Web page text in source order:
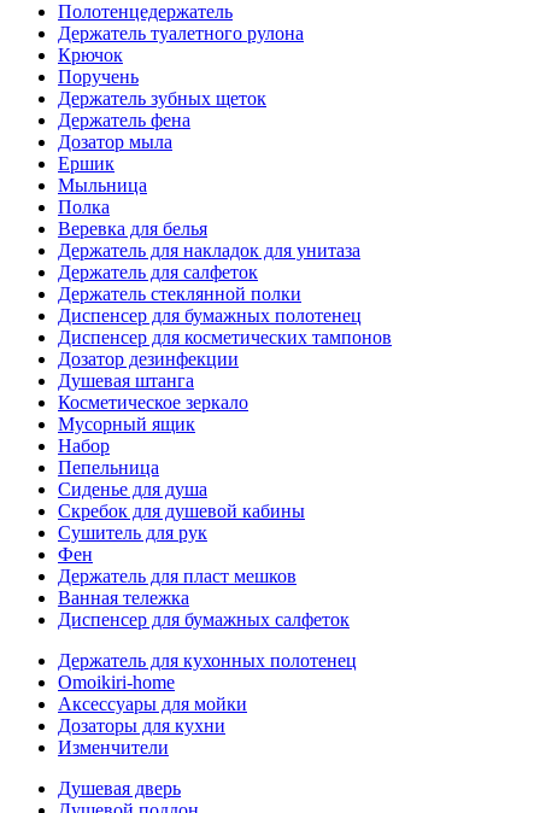
Полотенцедержатель
Держатель туалетного рулона
Крючок
Поручень
Держатель зубных щеток
Держатель фена
Дозатор мыла
Eршик
Мыльница
Полка
Веревка для белья
Держатель для накладок для унитаза
Держатель для салфеток
Держатель стеклянной полки
Диспенсер для бумажных полотенец
Диспенсер для косметических тампонов
Дозатор дезинфекции
Душевая штанга
Косметическое зеркало
Мусорный ящик
Набор
Пепельница
Сиденье для душа
Скребок для душевой кабины
Сушитель для рук
Фен
Держатель для пласт мешков
Ванная тележка
Диспенсер для бумажных салфеток
Держатель для кухонных полотенец
Omoikiri-home
Аксессуары для мойки
Дозаторы для кухни
Изменчители
Душевая дверь